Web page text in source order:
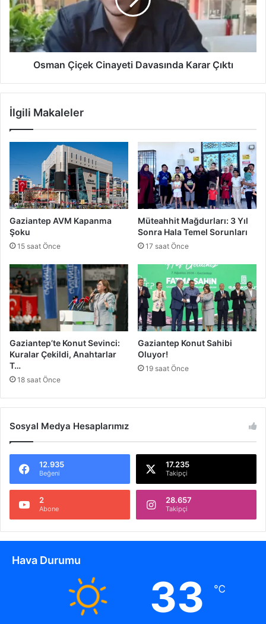
b
o
l
l
a
l
a
m
V
e
d
i
Ç
i
ç
e
D
a
v
s
ı
n
d
a
K
a
r
a
r
Ç
ı
k
ı
Osman Çiçek Cinayeti Davasında Karar Çıktı
İlgili Makaleler
Gaziantep AVM Kapanma
Şoku
15 saat Önce
Müteahhit Mağdurları: 3 Yıl
Sonra Hala Temel Sorunları
17 saat Önce
Gaziantep’te Konut Sevinci:
Kuralar Çekildi, Anahtarlar
T…
18 saat Önce
Gaziantep Konut Sahibi
Oluyor!
19 saat Önce
Sosyal Medya Hesaplarımız
12.935
Beğeni
17.235
Takipçi
2
Abone
28.657
Takipçi
Hava Durumu
33 ℃